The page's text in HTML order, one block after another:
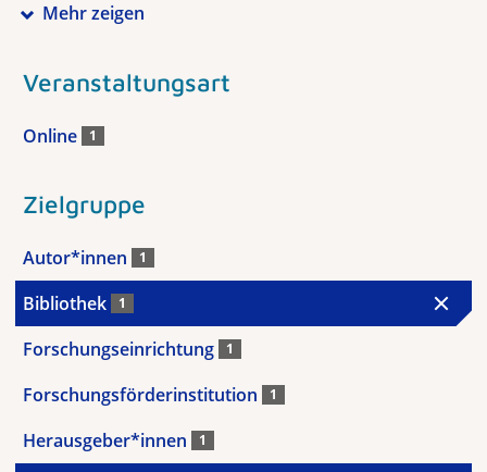
Mehr zeigen
Veranstaltungsart
Online 1
Zielgruppe
Autor*innen 1
Bibliothek 1
Forschungseinrichtung 1
Forschungsförderinstitution 1
Herausgeber*innen 1